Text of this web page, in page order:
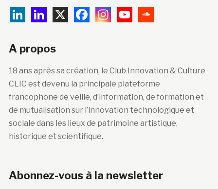
A propos
18 ans après sa création, le Club Innovation & Culture
CLIC est devenu la principale plateforme
francophone de veille, d’information, de formation et
de mutualisation sur l’innovation technologique et
sociale dans les lieux de patrimoine artistique,
historique et scientifique.
Abonnez-vous à la newsletter